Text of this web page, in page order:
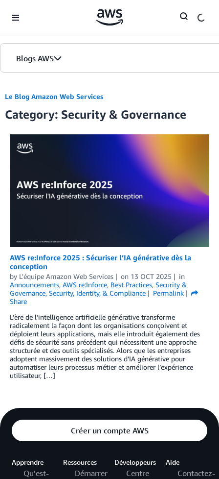
Blogs AWS
Accueil
Éditions
Le Blog Amazon Web Services
Category: Security & Governance
AWS re:Inforce 2025 : Sécuriser l’IA générative dès la
conception
by L'équipe Amazon Web Services on 13 OCT 2025
in
Announcements, AWS re:Inforce, Best Practices, Security &
Governance, Security, Identity, & Compliance
Permalink
Share
L’ère de l’intelligence artificielle générative transforme
radicalement la façon dont les organisations conçoivent et
déploient leurs applications, mais elle introduit également des
défis de sécurité sans précédent qui nécessitent une approche
structurée et des outils spécialisés. Alors que les entreprises
adoptent massivement des solutions d’IA générative pour
automatiser leurs processus métier et améliorer l’expérience
utilisateur, […]
Créer un compte AWS
Apprendre
Qu’est-
Ressources
Démarrer
Développeurs
Centre
Aide
Contactez-